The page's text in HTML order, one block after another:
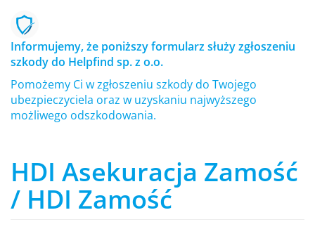
Informujemy, że poniższy formularz służy zgłoszeniu
szkody do Helpfind sp. z o.o.
Pomożemy Ci w zgłoszeniu szkody do Twojego
ubezpieczyciela oraz w uzyskaniu najwyższego
możliwego odszkodowania.
HDI Asekuracja Zamość
/ HDI Zamość